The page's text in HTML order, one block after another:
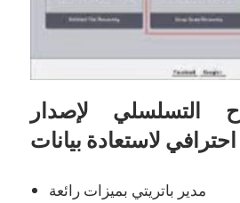
التسلسلي لإصدار
مدير باتريتي بميزات رائعة